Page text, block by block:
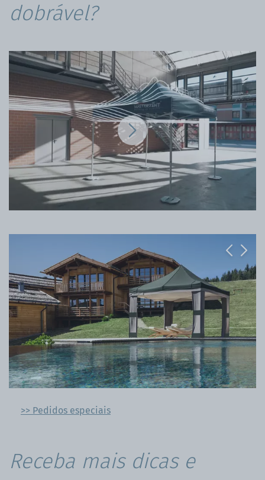
dobrável?
Previous
Next
>> Pedidos especiais
Receba mais dicas e